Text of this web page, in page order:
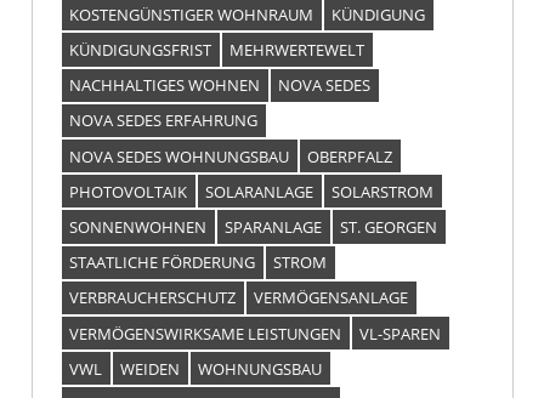
KOSTENGÜNSTIGER WOHNRAUM
KÜNDIGUNG
KÜNDIGUNGSFRIST
MEHRWERTEWELT
NACHHALTIGES WOHNEN
NOVA SEDES
NOVA SEDES ERFAHRUNG
NOVA SEDES WOHNUNGSBAU
OBERPFALZ
PHOTOVOLTAIK
SOLARANLAGE
SOLARSTROM
SONNENWOHNEN
SPARANLAGE
ST. GEORGEN
STAATLICHE FÖRDERUNG
STROM
VERBRAUCHERSCHUTZ
VERMÖGENSANLAGE
VERMÖGENSWIRKSAME LEISTUNGEN
VL-SPAREN
VWL
WEIDEN
WOHNUNGSBAU